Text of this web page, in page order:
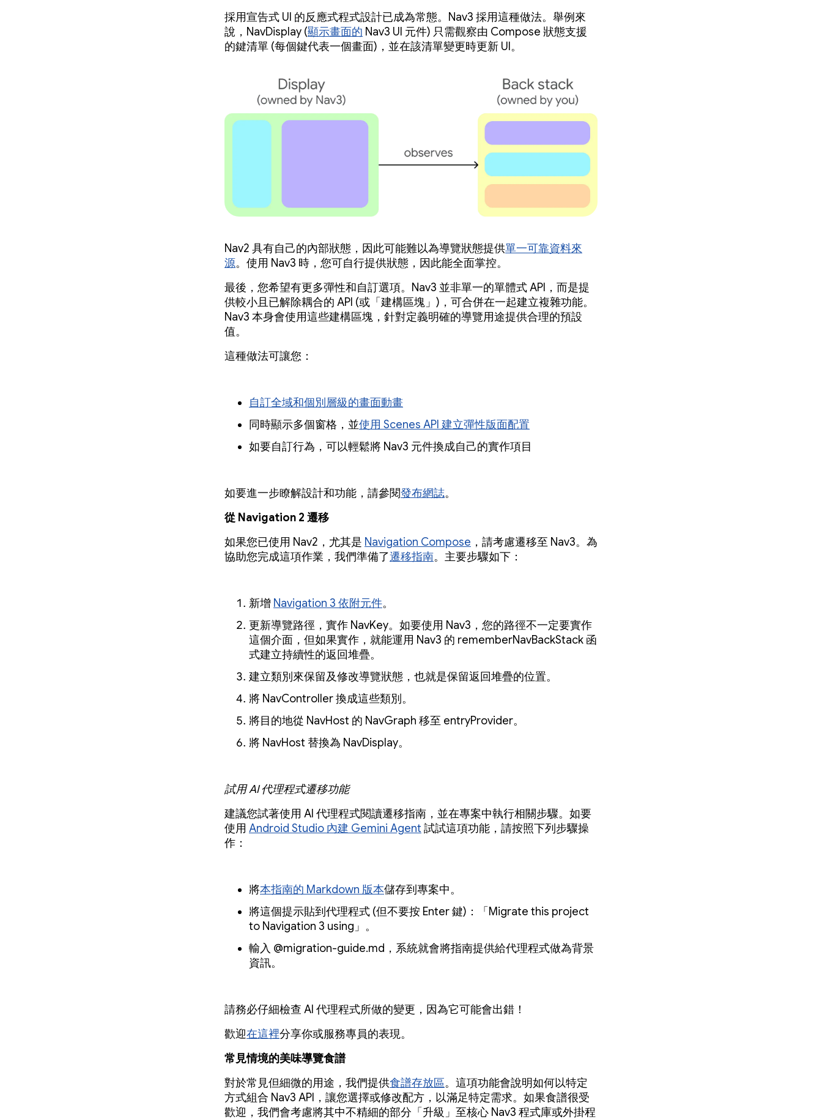
採用宣告式 UI 的反應式程式設計已成為常態。Nav3 採用這種做法。舉例來
說，NavDisplay (顯示畫面的 Nav3 UI 元件) 只需觀察由 Compose 狀態支援
的鍵清單 (每個鍵代表一個畫面)，並在該清單變更時更新 UI。
Nav2 具有自己的內部狀態，因此可能難以為導覽狀態提供單一可靠資料來
源。使用 Nav3 時，您可自行提供狀態，因此能全面掌控。
最後，您希望有更多彈性和自訂選項。Nav3 並非單一的單體式 API，而是提
供較小且已解除耦合的 API (或「建構區塊」)，可合併在一起建立複雜功能。
Nav3 本身會使用這些建構區塊，針對定義明確的導覽用途提供合理的預設
值。
這種做法可讓您：
自訂全域和個別層級的畫面動畫
同時顯示多個窗格，並使用 Scenes API 建立彈性版面配置
如要自訂行為，可以輕鬆將 Nav3 元件換成自己的實作項目
如要進一步瞭解設計和功能，請參閱發布網誌。
從 Navigation 2 遷移
如果您已使用 Nav2，尤其是 Navigation Compose ，請考慮遷移至 Nav3。為
協助您完成這項作業，我們準備了遷移指南。主要步驟如下：
新增 Navigation 3 依附元件。
更新導覽路徑，實作 NavKey。如要使用 Nav3，您的路徑不一定要實作
這個介面，但如果實作，就能運用 Nav3 的 rememberNavBackStack 函
式建立持續性的返回堆疊。
建立類別來保留及修改導覽狀態，也就是保留返回堆疊的位置。
將 NavController 換成這些類別。
將目的地從 NavHost 的 NavGraph 移至 entryProvider。
將 NavHost 替換為 NavDisplay。
試用 AI 代理程式遷移功能
建議您試著使用 AI 代理程式閱讀遷移指南，並在專案中執行相關步驟。如要
使用 Android Studio 內建 Gemini Agent 試試這項功能，請按照下列步驟操
作：
將本指南的 Markdown 版本儲存到專案中。
將這個提示貼到代理程式 (但不要按 Enter 鍵)：「Migrate this project
to Navigation 3 using」。
輸入 @migration-guide.md，系統就會將指南提供給代理程式做為背景
資訊。
請務必仔細檢查 AI 代理程式所做的變更，因為它可能會出錯！
歡迎在這裡分享你或服務專員的表現。
常見情境的美味導覽食譜
對於常見但細微的用途，我們提供食譜存放區。這項功能會說明如何以特定
方式組合 Nav3 API，讓您選擇或修改配方，以滿足特定需求。如果食譜很受
歡迎，我們會考慮將其中不精細的部分「升級」至核心 Nav3 程式庫或外掛程